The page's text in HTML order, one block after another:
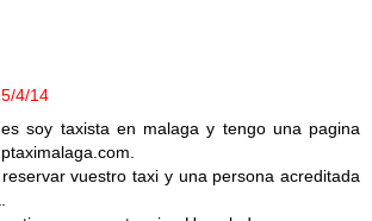
4/14
soy taxista en malaga y tengo una pagina
vuestro taxi y una persona acreditada